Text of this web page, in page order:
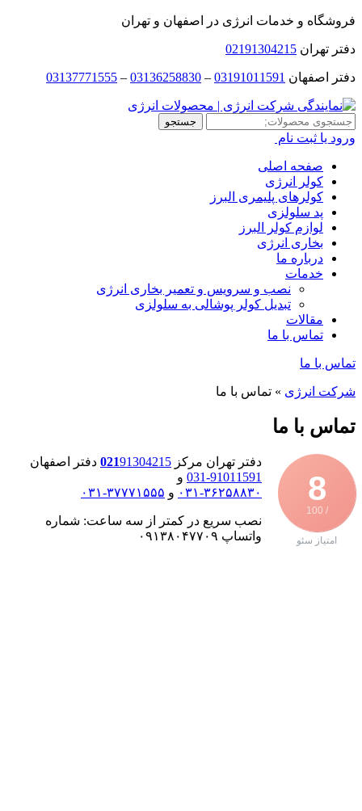
فروشگاه و خدمات انرژی در اصفهان و تهران
دفتر تهران 02191304215
دفتر اصفهان 03191011591
–
03136258830
–
03137771555
جستجو
برای:
جستجو
ورود یا ثبت نام
صفحه اصلی
کولر انرژی
کولرهای پلیمری البرز
پد سلولزی
لوازم کولر البرز
بخاری انرژی
درباره ما
خدمات
نصب و سرویس و تعمیر بخاری انرژی
تبدیل کولر پوشالی به سلولزی
مقالات
تماس با ما
تماس با ما
شرکت انرژی » تماس با ما
تماس با ما
8
/ 100
امتیاز سئو
دفتر تهران مرکز 02191304215
دفتر اصفهان
91011591-031
و
۳۶۲۵۸۸۳۰-۰۳۱
و ۳۷۷۷۱۵۵۵-۰۳۱
نصب سریع در کمتر از سه ساعت: شماره
واتساپ ۰۹۱۳۸۰۴۷۷۰۹